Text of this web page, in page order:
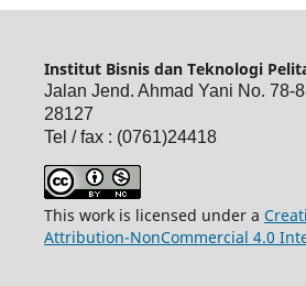
Institut Bisnis dan Teknologi
Jalan Jend. Ahmad Yani No. 78-
28127
Tel / fax : (0761)24418
This work is licensed under a
Attribution-NonCommercial 4.0